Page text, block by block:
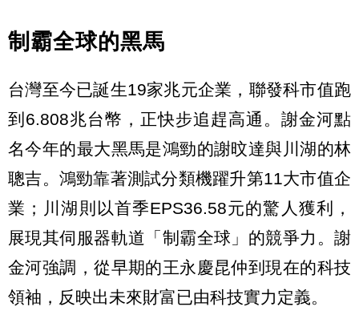
制霸全球的黑馬
台灣至今已誕生19家兆元企業，聯發科市值跑
到6.808兆台幣，正快步追趕高通。謝金河點
名今年的最大黑馬是鴻勁的謝旼達與川湖的林
聰吉。鴻勁靠著測試分類機躍升第11大市值企
業；川湖則以首季EPS36.58元的驚人獲利，
展現其伺服器軌道「制霸全球」的競爭力。謝
金河強調，從早期的王永慶昆仲到現在的科技
領袖，反映出未來財富已由科技實力定義。